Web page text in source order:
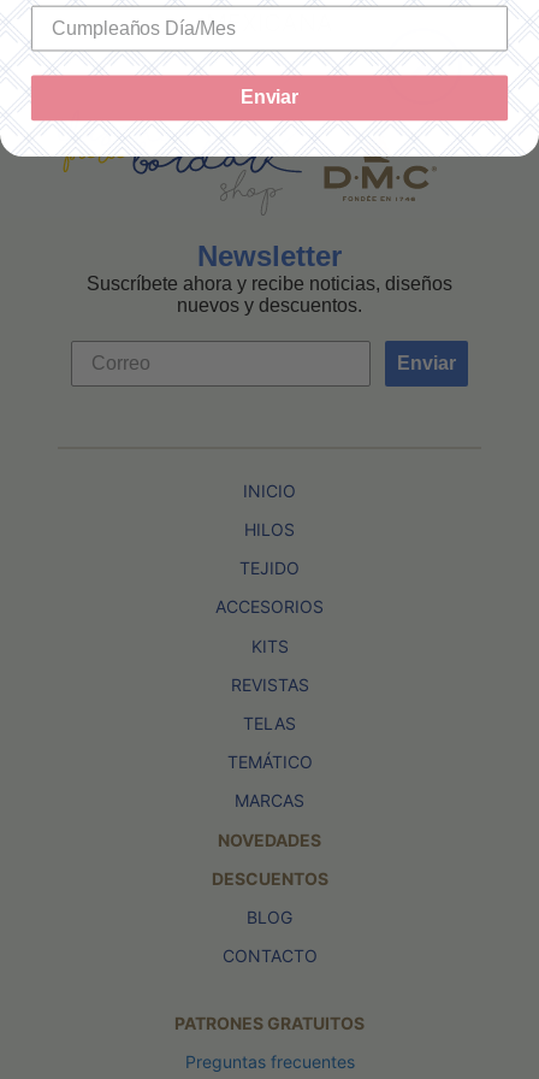
MEXICANA
Newsletter
Suscríbete ahora y recibe noticias, diseños
nuevos y descuentos.
Enviar
INICIO
HILOS
TEJIDO
ACCESORIOS
KITS
REVISTAS
TELAS
TEMÁTICO
MARCAS
NOVEDADES
DESCUENTOS
BLOG
CONTACTO
PATRONES GRATUITOS
Preguntas frecuentes
Enviar